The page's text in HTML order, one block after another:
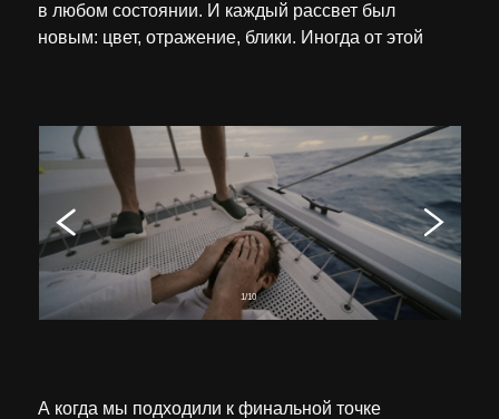
в любом состоянии. И каждый рассвет был
новым: цвет, отражение, блики. Иногда от этой
1/10
А когда мы подходили к финальной точке